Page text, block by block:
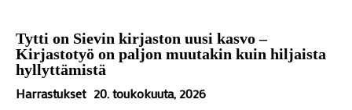
Tytti on Sievin kirjaston uusi kasvo –
Kirjastotyö on paljon muutakin kuin hiljaista
hyllyttämistä
Harrastukset 20. toukokuuta, 2026